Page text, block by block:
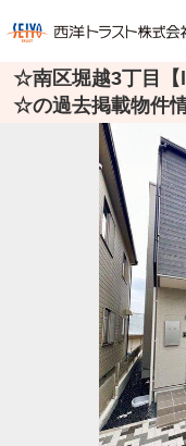
☆南区堀越3丁目
☆の過去掲載物件